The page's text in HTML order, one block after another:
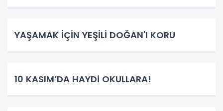
YAŞAMAK İÇİN YEŞİLİ DOĞAN'I KORU
10 KASIM’DA HAYDi OKULLARA!